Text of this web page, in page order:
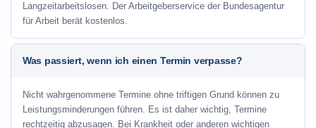
Langzeitarbeitslosen. Der Arbeitgeberservice der Bundesagentur
für Arbeit berät kostenlos.
Was passiert, wenn ich einen Termin verpasse?
Nicht wahrgenommene Termine ohne triftigen Grund können zu
Leistungsminderungen führen. Es ist daher wichtig, Termine
rechtzeitig abzusagen. Bei Krankheit oder anderen wichtigen